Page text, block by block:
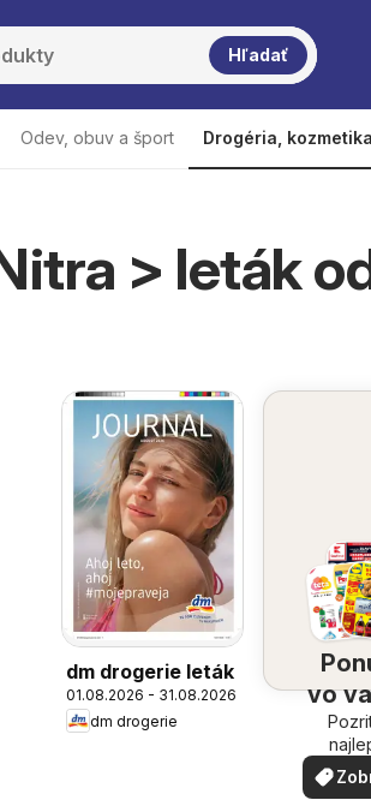
Hľadať
Odev, obuv a šport Drogéria,
> leták
dm drogerie leták
01.08.2026 - 31.08.2026
dm drogerie
vo